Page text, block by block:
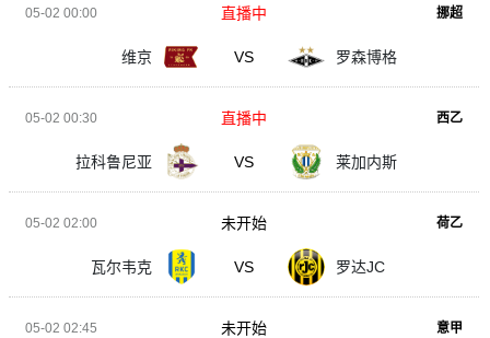
05-02 00:00 挪超
维京 VS 罗森博格
直播中
05-02 00:30 西乙
拉科鲁尼亚 VS 莱加内斯
直播中
05-02 02:00 荷乙
瓦尔韦克 VS 罗达JC
未开始
05-02 02:45 意甲
未开始